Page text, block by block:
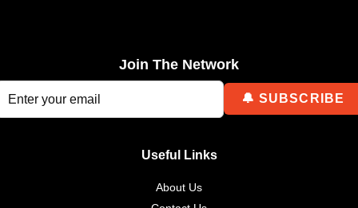
Join The Network
Useful Links
About Us